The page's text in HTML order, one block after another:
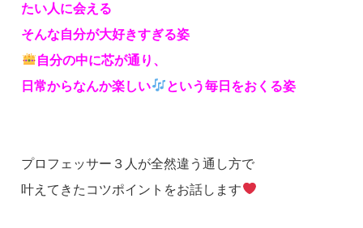
たい人に会える
そんな自分が大好きすぎる姿
自分の中に芯が通り、
日常からなんか楽しい
という毎日をおくる姿
プロフェッサー３人が全然違う通し方で
叶えてきたコツポイントをお話します